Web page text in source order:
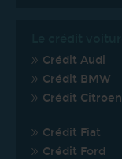
Crédit Audi
Crédit BMW
Crédit Citroen
Crédit Fiat
Crédit Ford